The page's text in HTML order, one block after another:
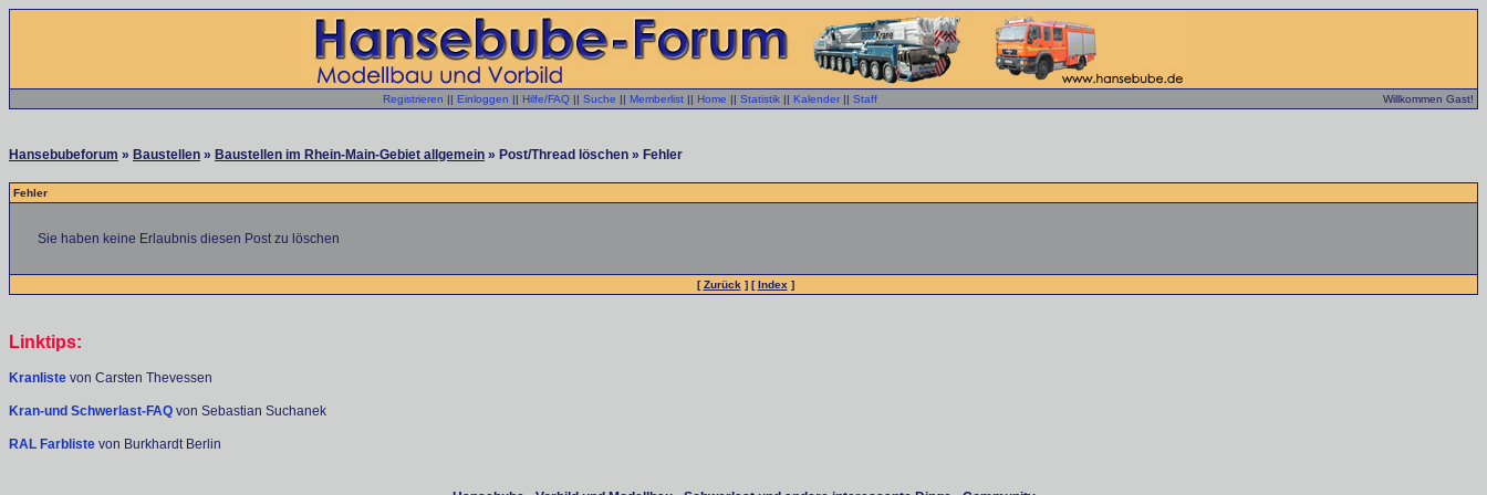
Registrieren || Einloggen || Hilfe/FAQ || Suche || Memberlist || Home || Statistik || Kalender || Staff Willkommen Gast!
Hansebubeforum » Baustellen » Baustellen im Rhein-Main-Gebiet allgemein » Post/Thread löschen » Fehler
Fehler
Sie haben keine Erlaubnis diesen Post zu löschen
[Zurück ] [Index ]
Linktips:
Kranliste von Carsten Thevessen
Kran-und Schwerlast-FAQ von Sebastian Suchanek
RAL Farbliste von Burkhardt Berlin